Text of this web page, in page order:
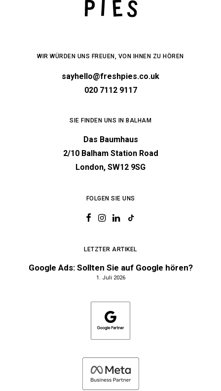
WIR WÜRDEN UNS FREUEN, VON IHNEN ZU HÖREN
sayhello@freshpies.co.uk
020 7112 9117
SIE FINDEN UNS IN BALHAM
Das Baumhaus
2/10 Balham Station Road
London, SW12 9SG
FOLGEN SIE UNS
LETZTER ARTIKEL
Google Ads: Sollten Sie auf Google hören?
1. Juli 2026